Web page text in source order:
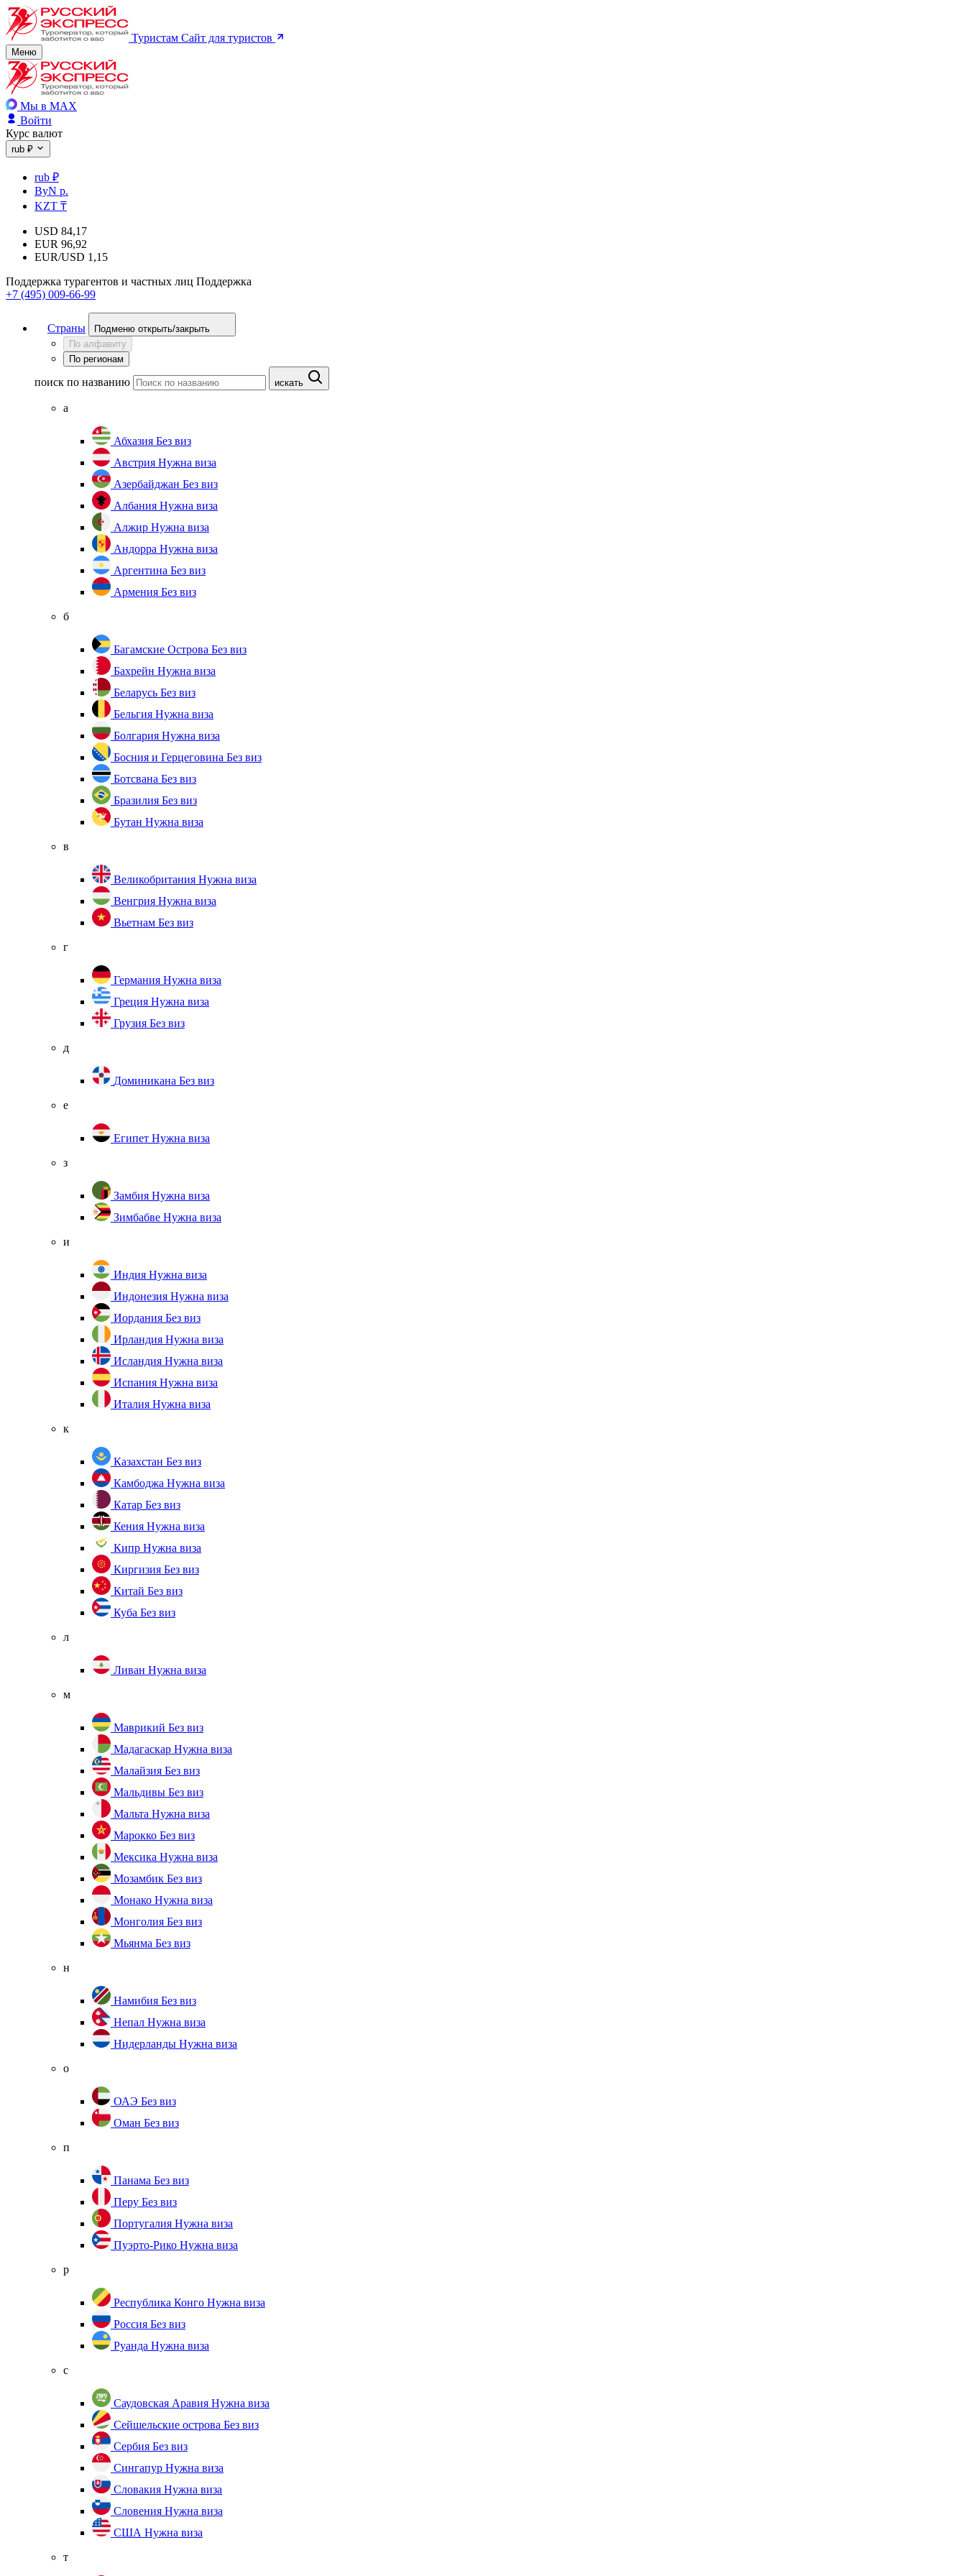
Туристам Сайт для туристов
Меню
Мы в MAX
Войти
Курс валют
rub ₽
rub ₽
ByN р.
KZT ₸
USD 84,17
EUR 96,92
EUR/USD 1,15
Поддержка турагентов и частных лиц Поддержка
+7 (495) 009-66-99
Страны
Подменю открыть/закрыть
По алфавиту
По регионам
поиск по названию искать
а
Абхазия Без виз
Австрия Нужна виза
Азербайджан Без виз
Албания Нужна виза
Алжир Нужна виза
Андорра Нужна виза
Аргентина Без виз
Армения Без виз
б
Багамские Острова Без виз
Бахрейн Нужна виза
Беларусь Без виз
Бельгия Нужна виза
Болгария Нужна виза
Босния и Герцеговина Без виз
Ботсвана Без виз
Бразилия Без виз
Бутан Нужна виза
в
Великобритания Нужна виза
Венгрия Нужна виза
Вьетнам Без виз
г
Германия Нужна виза
Греция Нужна виза
Грузия Без виз
д
Доминикана Без виз
е
Египет Нужна виза
з
Замбия Нужна виза
Зимбабве Нужна виза
и
Индия Нужна виза
Индонезия Нужна виза
Иордания Без виз
Ирландия Нужна виза
Исландия Нужна виза
Испания Нужна виза
Италия Нужна виза
к
Казахстан Без виз
Камбоджа Нужна виза
Катар Без виз
Кения Нужна виза
Кипр Нужна виза
Киргизия Без виз
Китай Без виз
Куба Без виз
л
Ливан Нужна виза
м
Маврикий Без виз
Мадагаскар Нужна виза
Малайзия Без виз
Мальдивы Без виз
Мальта Нужна виза
Марокко Без виз
Мексика Нужна виза
Мозамбик Без виз
Монако Нужна виза
Монголия Без виз
Мьянма Без виз
н
Намибия Без виз
Непал Нужна виза
Нидерланды Нужна виза
о
ОАЭ Без виз
Оман Без виз
п
Панама Без виз
Перу Без виз
Португалия Нужна виза
Пуэрто-Рико Нужна виза
р
Республика Конго Нужна виза
Россия Без виз
Руанда Нужна виза
с
Саудовская Аравия Нужна виза
Сейшельские острова Без виз
Сербия Без виз
Сингапур Нужна виза
Словакия Нужна виза
Словения Нужна виза
США Нужна виза
т